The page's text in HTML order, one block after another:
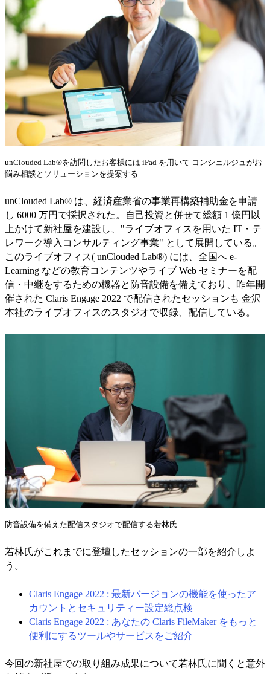
unClouded Lab®︎を訪問したお客様には iPad を用いて コンシェルジュがお
悩み相談とソリューションを提案する
unClouded Lab®︎ は、経済産業省の事業再構築補助金を申請
し 6000 万円で採択された。自己投資と併せて総額 1 億円以
上かけて新社屋を建設し、"ライブオフィスを用いた IT・テ
レワーク導入コンサルティング事業" として展開している。
このライブオフィス( unClouded Lab®︎) には、全国へ e-
Learning などの教育コンテンツやライブ Web セミナーを配
信・中継をするための機器と防音設備を備えており、昨年開
催された Claris Engage 2022 で配信されたセッションも 金沢
本社のライブオフィスのスタジオで収録、配信している。
防音設備を備えた配信スタジオで配信する若林氏
若林氏がこれまでに登壇したセッションの一部を紹介しよ
う。
Claris Engage 2022 : 最新バージョンの機能を使ったア
カウントとセキュリティー設定総点検
Claris Engage 2022 : あなたの Claris FileMaker をもっと
便利にするツールやサービスをご紹介
今回の新社屋での取り組み成果について若林氏に聞くと意外